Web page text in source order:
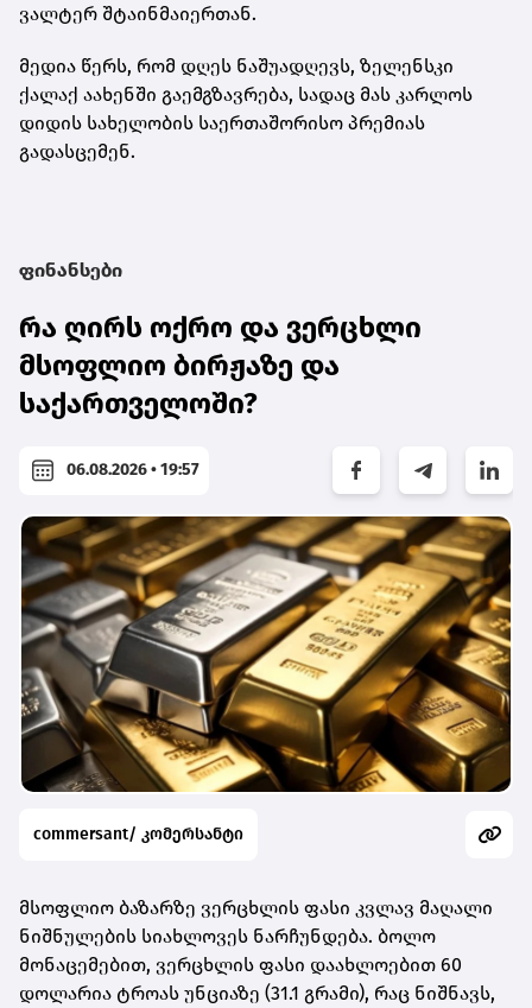
ვალტერ შტაინმაიერთან.
მედია წერს, რომ დღეს ნაშუადღევს, ზელენსკი
ქალაქ აახენში გაემგზავრება, სადაც მას კარლოს
დიდის სახელობის საერთაშორისო პრემიას
გადასცემენ.
ფინანსები
რა ღირს ოქრო და ვერცხლი
მსოფლიო ბირჟაზე და
საქართველოში?
06.08.2026 • 19:57
commersant/ კომერსანტი
მსოფლიო ბაზარზე ვერცხლის ფასი კვლავ მაღალი
ნიშნულების სიახლოვეს ნარჩუნდება. ბოლო
მონაცემებით, ვერცხლის ფასი დაახლოებით 60
დოლარია ტროას უნციაზე (31.1 გრამი), რაც ნიშნავს,